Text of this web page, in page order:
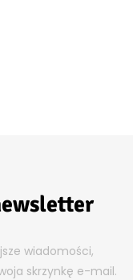
wiadomości,
skrzynkę e-mail.